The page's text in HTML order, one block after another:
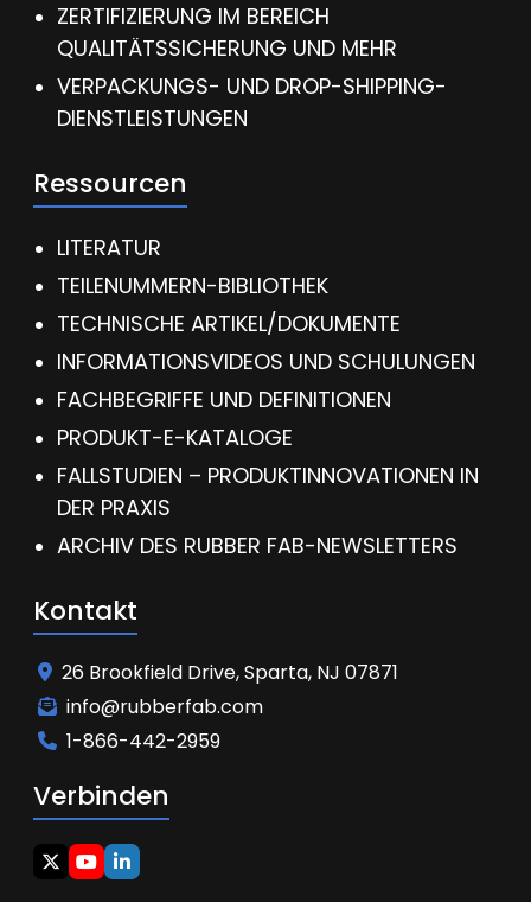
ZERTIFIZIERUNG IM BEREICH
QUALITÄTSSICHERUNG UND MEHR
VERPACKUNGS- UND DROP-SHIPPING-
DIENSTLEISTUNGEN
Ressourcen
LITERATUR
TEILENUMMERN-BIBLIOTHEK
TECHNISCHE ARTIKEL/DOKUMENTE
INFORMATIONSVIDEOS UND SCHULUNGEN
FACHBEGRIFFE UND DEFINITIONEN
PRODUKT-E-KATALOGE
FALLSTUDIEN – PRODUKTINNOVATIONEN IN
DER PRAXIS
ARCHIV DES RUBBER FAB-NEWSLETTERS
Kontakt
26 Brookfield Drive, Sparta, NJ 07871
info@rubberfab.com
1-866-442-2959
Verbinden